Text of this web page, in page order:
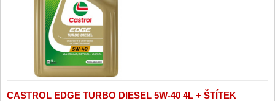
CASTROL EDGE TURBO DIESEL 5W-40 4L + ŠTÍTEK